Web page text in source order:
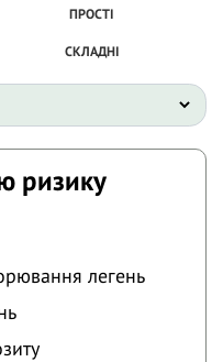
ПРОСТІ
СКЛАДНІ
ризику
легень